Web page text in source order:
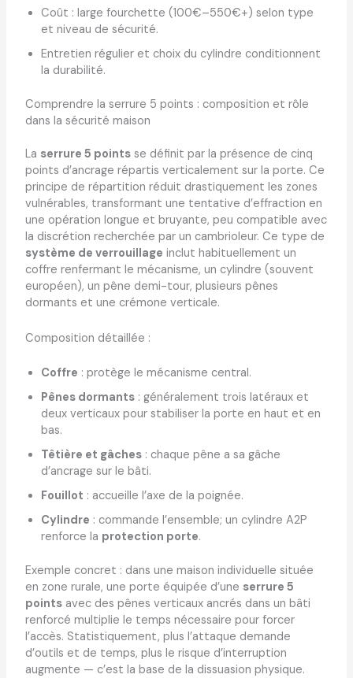
Coût : large fourchette (100€–550€+) selon type
et niveau de sécurité.
Entretien régulier et choix du cylindre conditionnent
la durabilité.
Comprendre la serrure 5 points : composition et rôle
dans la sécurité maison
La serrure 5 pointsse définit par la présence de cinq
points d’ancrage répartis verticalement sur la porte. Ce
principe de répartition réduit drastiquement les zones
vulnérables, transformant une tentative d’effraction en
une opération longue et bruyante, peu compatible avec
la discrétion recherchée par un cambrioleur. Ce type de
système de verrouillage inclut habituellement un
coffre renfermant le mécanisme, un cylindre (souvent
européen), un pêne demi-tour, plusieurs pênes
dormants et une crémone verticale.
Composition détaillée :
Coffre : protège le mécanisme central.
Pênes dormants: généralement trois latéraux et
deux verticaux pour stabiliser la porte en haut et en
bas.
Têtière et gâches: chaque pêne a sa gâche
d’ancrage sur le bâti.
Fouillot : accueille l’axe de la poignée.
Cylindre : commande l’ensemble; un cylindre A2P
renforce la protection porte.
Exemple concret : dans une maison individuelle située
en zone rurale, une porte équipée d’une serrure 5
pointsavec des pênes verticaux ancrés dans un bâti
renforcé multiplie le temps nécessaire pour forcer
l’accès. Statistiquement, plus l’attaque demande
d’outils et de temps, plus le risque d’interruption
augmente — c’est la base de la dissuasion physique.